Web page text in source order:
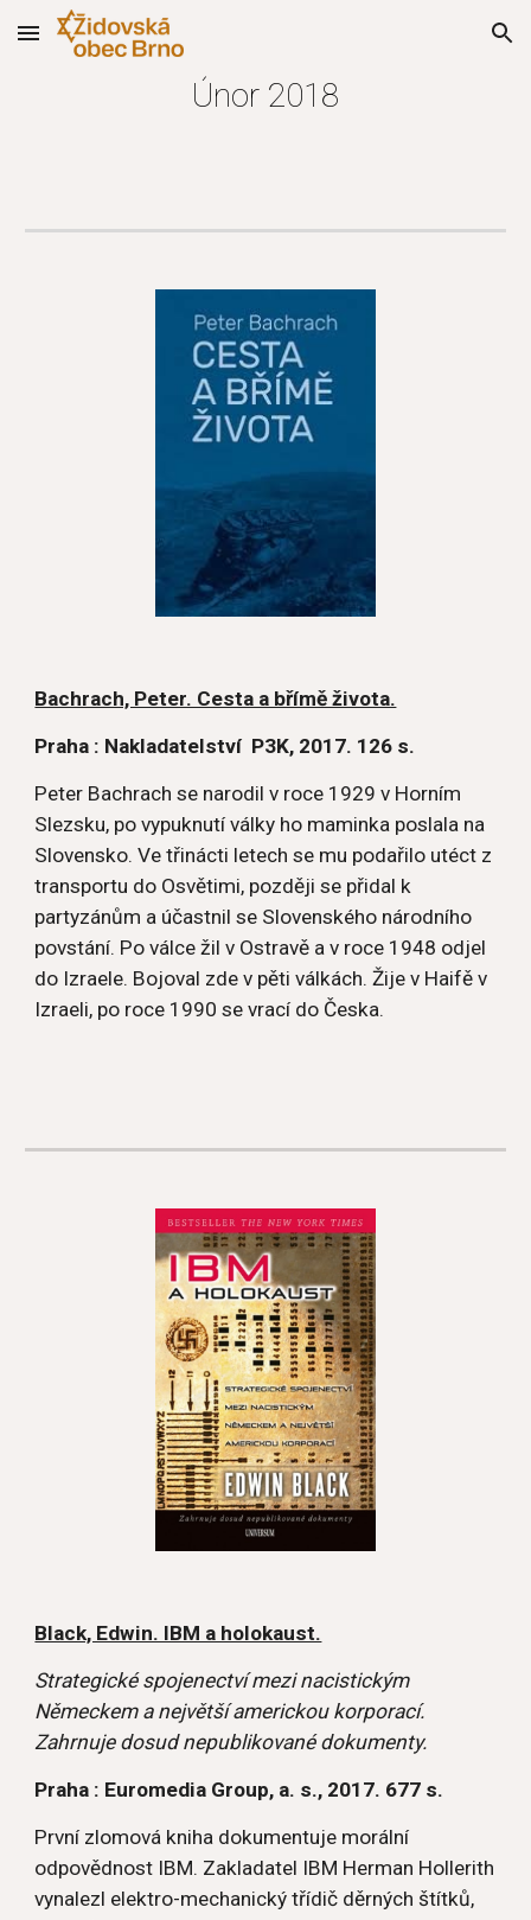
Skip to main content Skip to navigation
Únor 2018
Bachrach, Peter. Cesta a břímě života.
Praha : Nakladatelství  P3K, 2017. 126 s.
Peter Bachrach se narodil v roce 1929 v Horním
Slezsku, po vypuknutí války ho maminka poslala na
Slovensko. Ve třinácti letech se mu podařilo utéct z
transportu do Osvětimi, později se přidal k
partyzánům a účastnil se Slovenského národního
povstání. Po válce žil v Ostravě a v roce 1948 odjel
do Izraele. Bojoval zde v pěti válkách. Žije v Haifě v
Izraeli, po roce 1990 se vrací do Česka.
Black, Edwin. IBM a holokaust.
Strategické spojenectví mezi nacistickým
Německem a největší americkou korporací.
Zahrnuje dosud nepublikované dokumenty.
Praha : Euromedia Group, a. s., 2017. 677 s.
První zlomová kniha dokumentuje morální
odpovědnost IBM. Zakladatel IBM Herman Hollerith
vynalezl elektro-mechanický třídič děrných štítků,